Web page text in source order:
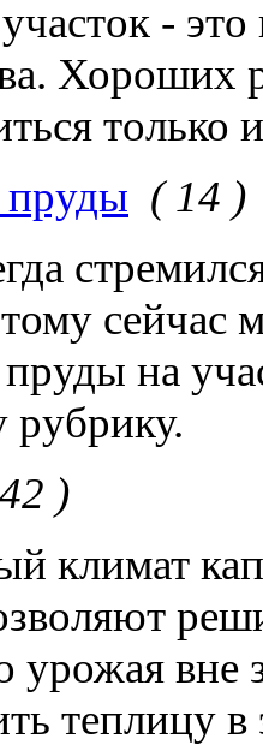
- это
Хороших
только
пруды ( 14 )
сейчас
на
рубрику.
)
климат
урожая
теплицу